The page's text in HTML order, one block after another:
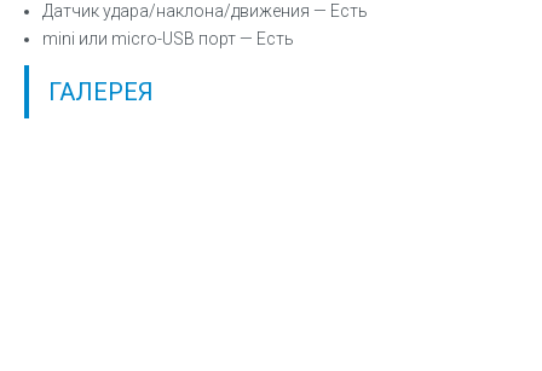
Датчик удара/наклона/движения — Есть
mini или micro-USB порт — Есть
ГАЛЕРЕЯ